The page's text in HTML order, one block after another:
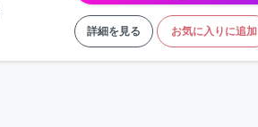
詳細を見る お気に入りに追加